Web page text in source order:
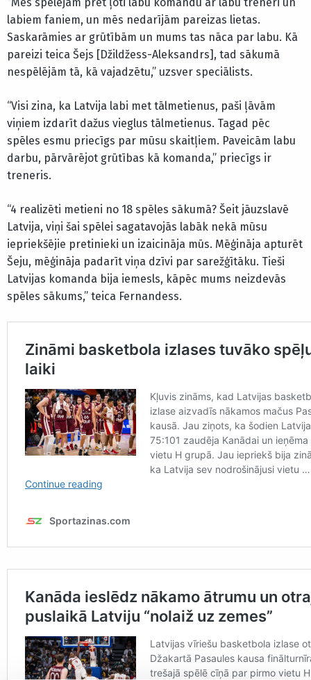
labiem faniem, un mēs nedarījām pareizas lietas.
Saskarāmies ar grūtībām un mums tas nāca par labu. Kā
pareizi teica Šejs [Džildžess-Aleksandrs], tad sākumā
nespēlējām tā, kā vajadzētu,” uzsver speciālists.
“Visi zina, ka Latvija labi met tālmetienus, paši ļāvām
viņiem izdarīt dažus vieglus tālmetienus. Tagad pēc
spēles esmu priecīgs par mūsu skaitļiem. Paveicām labu
darbu, pārvārējot grūtības kā komanda,” priecīgs ir
treneris.
“4 realizēti metieni no 18 spēles sākumā? Šeit jāuzslavē
Latvija, viņi šai spēlei sagatavojās labāk nekā mūsu
iepriekšējie pretinieki un izaicināja mūs. Mēģināja apturēt
Šeju, mēģināja padarīt viņa dzīvi par sarežģītāku. Tieši
Latvijas komanda bija iemesls, kāpēc mums neizdevās
spēles sākums,” teica Fernandess.